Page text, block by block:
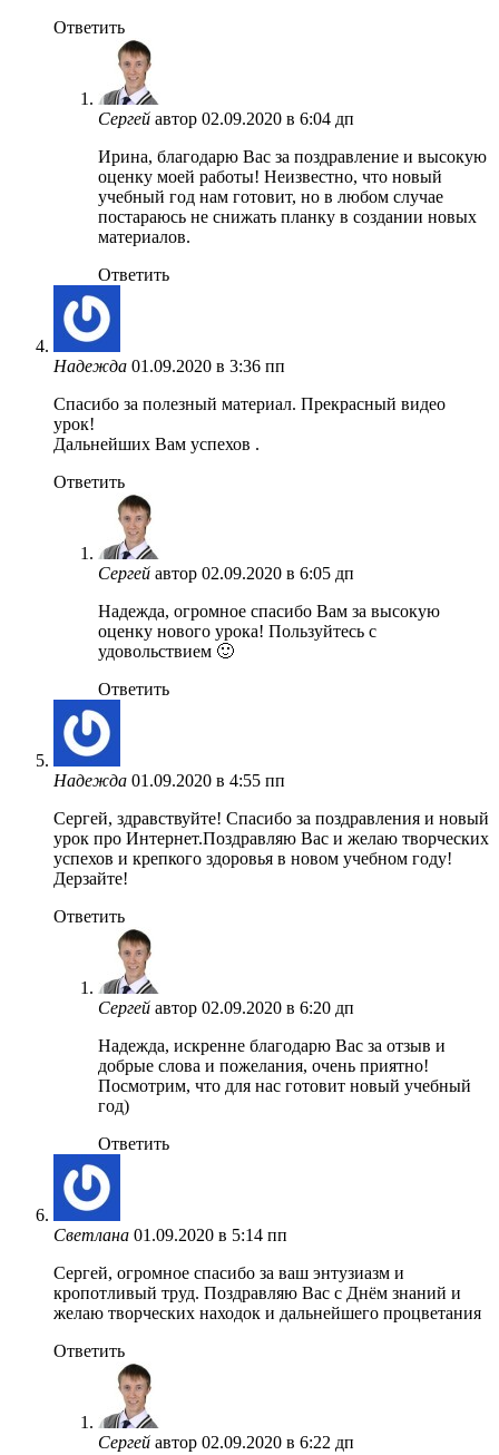
Ответить
Сергей автор 02.09.2020 в 6:04 дп
Ирина, благодарю Вас за поздравление и высокую
оценку моей работы! Неизвестно, что новый
учебный год нам готовит, но в любом случае
постараюсь не снижать планку в создании новых
материалов.
Ответить
Надежда 01.09.2020 в 3:36 пп
Спасибо за полезный материал. Прекрасный видео
урок!
Дальнейших Вам успехов .
Ответить
Сергей автор 02.09.2020 в 6:05 дп
Надежда, огромное спасибо Вам за высокую
оценку нового урока! Пользуйтесь с
удовольствием 🙂
Ответить
Надежда 01.09.2020 в 4:55 пп
Сергей, здравствуйте! Спасибо за поздравления и новый
урок про Интернет.Поздравляю Вас и желаю творческих
успехов и крепкого здоровья в новом учебном году!
Дерзайте!
Ответить
Сергей автор 02.09.2020 в 6:20 дп
Надежда, искренне благодарю Вас за отзыв и
добрые слова и пожелания, очень приятно!
Посмотрим, что для нас готовит новый учебный
год)
Ответить
Светлана 01.09.2020 в 5:14 пп
Сергей, огромное спасибо за ваш энтузиазм и
кропотливый труд. Поздравляю Вас с Днём знаний и
желаю творческих находок и дальнейшего процветания
Ответить
Сергей автор 02.09.2020 в 6:22 дп